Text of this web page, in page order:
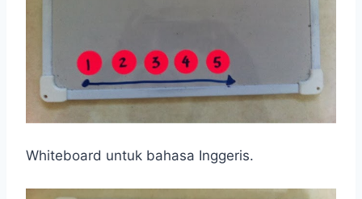
Whiteboard untuk bahasa Inggeris.